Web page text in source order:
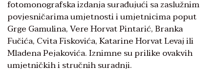
fotomonografska izdanja surađujući sa zaslužnim
povjesničarima umjetnosti i umjetnicima poput
Grge Gamulina, Vere Horvat Pintarić, Branka
Fučića, Cvita Fiskovića, Katarine Horvat Levaj ili
Mladena Pejakovića. Iznimne su prilike ovakvih
umjetničkih i stručnih suradnji.